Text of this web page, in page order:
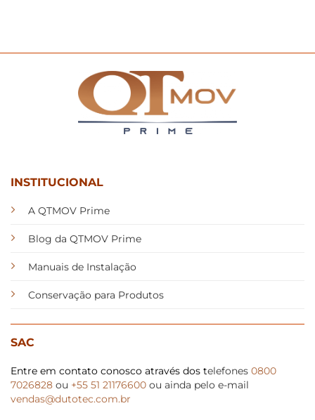
INSTITUCIONAL
A QTMOV Prime
Blog da QTMOV Prime
Manuais de Instalação
Conservação para Produtos
SAC
Entre em contato conosco através dos telefones 0800
7026828 ou +55 51 21176600 ou ainda pelo e-mail
vendas@dutotec.com.br